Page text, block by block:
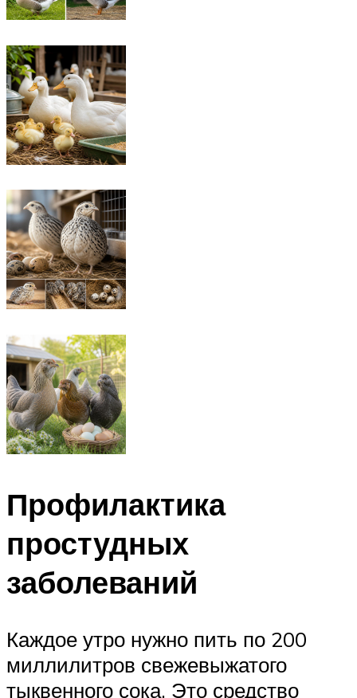
Профилактика
простудных
заболеваний
Каждое утро нужно пить по 200
миллилитров свежевыжатого
тыквенного сока. Это средство